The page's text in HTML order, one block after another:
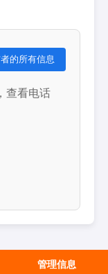
的所有信息
查看电话
管理信息